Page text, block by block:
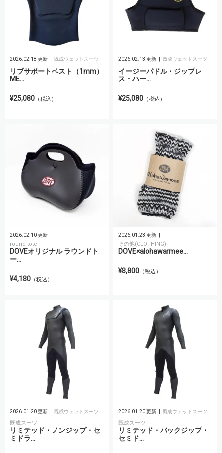
2026.02.18 更新 既成ウェットスーツ
リブサポートベスト（1mm）
ME...
¥25,080 （税込）
2026.02.13 更新 既成ウェットスーツ
イージーパドル・ジップレ
ス・ハー...
¥25,080 （税込）
2026.02.10 更新
round tote
DOVEオリジナル ラウンドト
ー...
¥4,180 （税込）
2026.01.23 更新
その他(CLOTHING)
DOVE×alohawarmee...
¥8,800 （税込）
2026.01.20 更新 既成ウェットスーツ
既成スーツ
リミテッド・ノンジップ・セ
ミドラ...
2026.01.20 更新 既成ウェットスーツ
既成スーツ
リミテッド・バックジップ・
セミド...